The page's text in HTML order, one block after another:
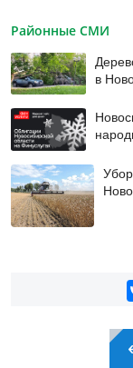
Районные СМИ
в